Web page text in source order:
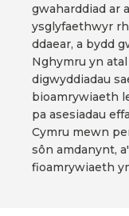
gwaharddiad ar
ysglyfaethwyr
ddaear, a bydd
Nghymru yn
digwyddiadau
bioamrywiaeth
pa asesiadau
Cymru mewn
sôn amdanynt,
fioamrywiaeth